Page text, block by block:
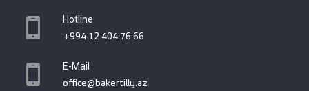
Hotline
+994 12 404 76 66
E-Mail
office@bakertilly.az